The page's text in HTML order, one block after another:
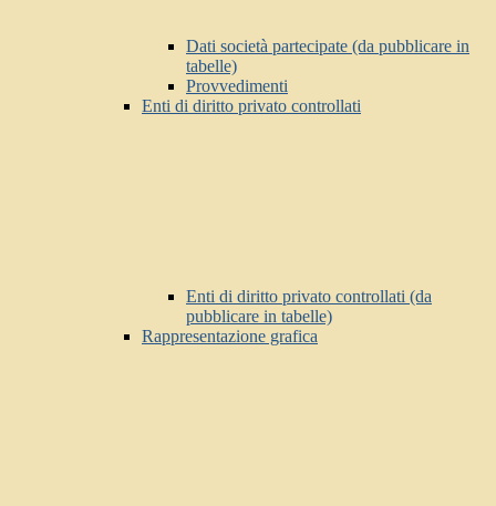
Dati società partecipate (da pubblicare in
tabelle)
Provvedimenti
Enti di diritto privato controllati
Enti di diritto privato controllati (da
pubblicare in tabelle)
Rappresentazione grafica